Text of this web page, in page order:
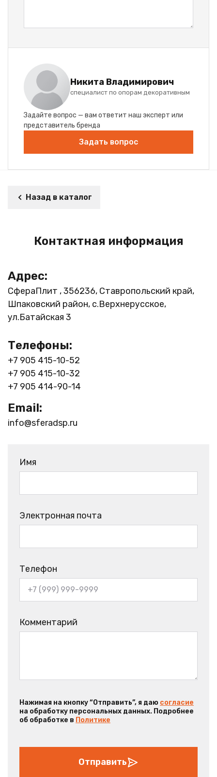
Никита Владимирович
специалист по опорам декоративным
Задайте вопрос — вам ответит наш эксперт или
представитель бренда
Задать вопрос
Назад в каталог
Контактная информация
Адрес:
СфераПлит , 356236, Ставропольский край,
Шпаковский район, с.Верхнерусское,
ул.Батайская 3
Телефоны:
+7 905 415-10-52
+7 905 415-10-32
+7 905 414-90-14
Email:
info@sferadsp.ru
Имя
Электронная почта
Телефон
Комментарий
Нажимая на кнопку “Отправить”, я даю согласие
на обработку персональных данных. Подробнее
об обработке в Политике
Отправить